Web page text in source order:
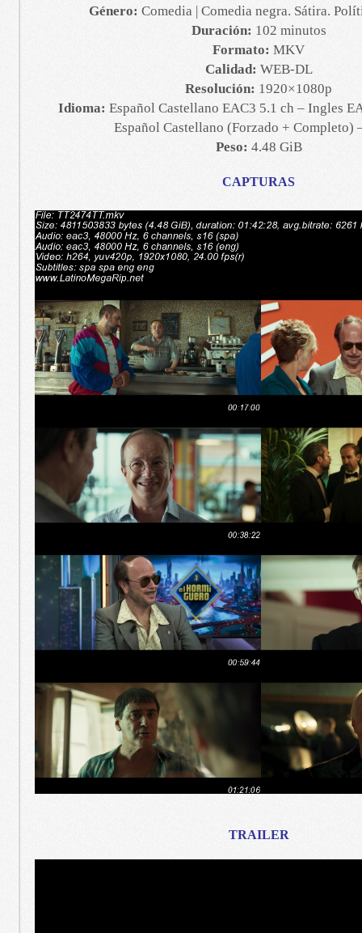
Género: Comedia | Comedia negra. Sátira.
Duración: 102 minutos
Formato: MKV
Calidad: WEB-DL
Resolución: 1920×1080p
Idioma: Español Castellano EAC3 5.1 ch – Ingles
Español Castellano (Forzado + Completo)
Peso: 4.48 GiB
CAPTURAS
TRAILER